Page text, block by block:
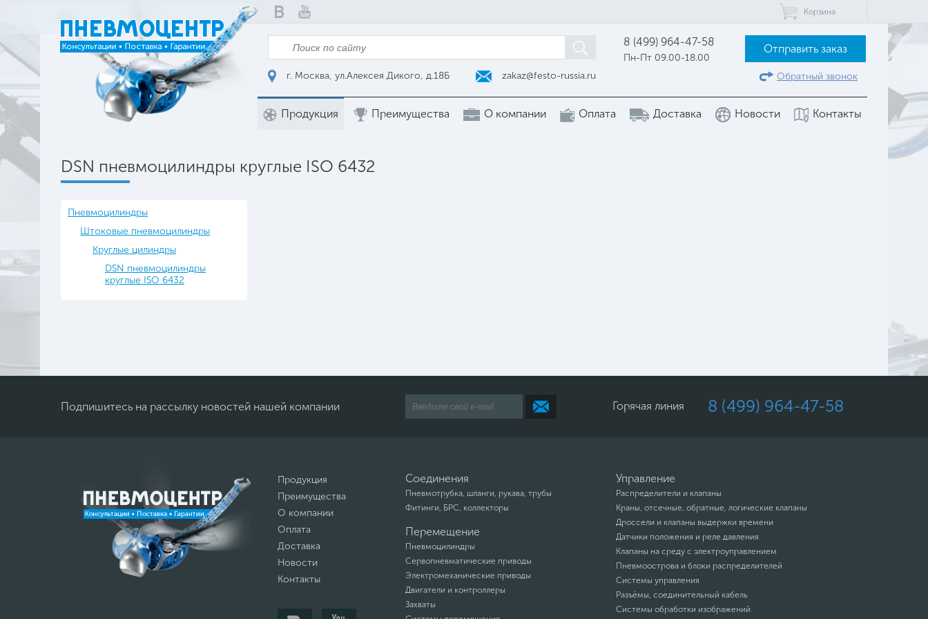
Корзина
г. Москва, ул.Алексея Дикого, д.18Б zakaz@festo-russia.ru
8 (499) 964-47-58
Пн-Пт 09.00-18.00
Отправить заказ
Обратный звонок
Продукция Преимущества О компании Оплата Доставка Новости Контакты
DSN пневмоцилиндры круглые ISO 6432
Пневмоцилиндры
Штоковые пневмоцилиндры
Круглые цилиндры
DSN пневмоцилиндры
круглые ISO 6432
Подпишитесь на рассылку новостей нашей компании Горячая линия 8 (499) 964-47-58
Продукция
Преимущества
О компании
Оплата
Доставка
Новости
Контакты
Соединения
Пневмотрубка, шланги, рукава, трубы
Фитинги, БРС, коллекторы
Перемещение
Пневмоцилиндры
Сервопневматические приводы
Электромеханические приводы
Двигатели и контроллеры
Захваты
Управление
Распределители и клапаны
Краны, отсечные, обратные, логические клапаны
Дроссели и клапаны выдержки времени
Датчики положения и реле давления
Клапаны на среду с электроуправлением
Пневмоострова и блоки распределителей
Системы управления
Разъёмы, соединительный кабель
Системы обработки изображений